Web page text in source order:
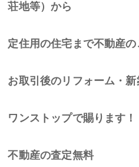
荘地等）から
定住用の住宅まで不動産
お取引後のリフォーム・
ワンストップで賜ります！
不動産の査定無料